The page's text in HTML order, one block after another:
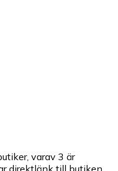
varav 3 är